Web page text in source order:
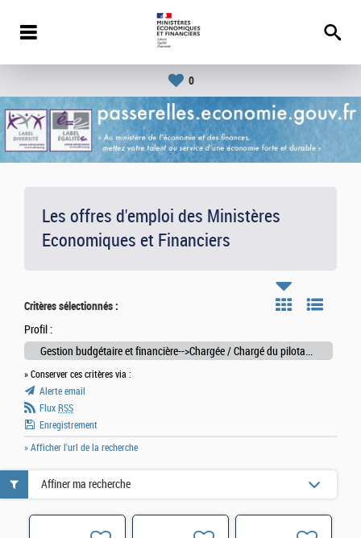
0
Les offres d'emploi des Ministères
Economiques et Financiers
Critères sélectionnés :
Profil :
Gestion budgétaire et financière-->Chargée / Chargé du pilotage et de la gestion des ressources budgétaires
» Conserver ces critères via :
Alerte email
Flux RSS
Enregistrement
» Afficher l'url de la recherche
Affiner ma recherche